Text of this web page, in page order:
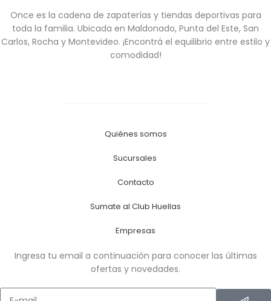
Once es la cadena de zapaterías y tiendas deportivas para
toda la familia. Ubicada en Maldonado, Punta del Este, San
Carlos, Rocha y Montevideo. ¡Encontrá el equilibrio entre estilo y
comodidad!
Quiénes somos
Sucursales
Contacto
Sumate al Club Huellas
Empresas
Ingresa tu email a continuación para conocer las últimas
ofertas y novedades.